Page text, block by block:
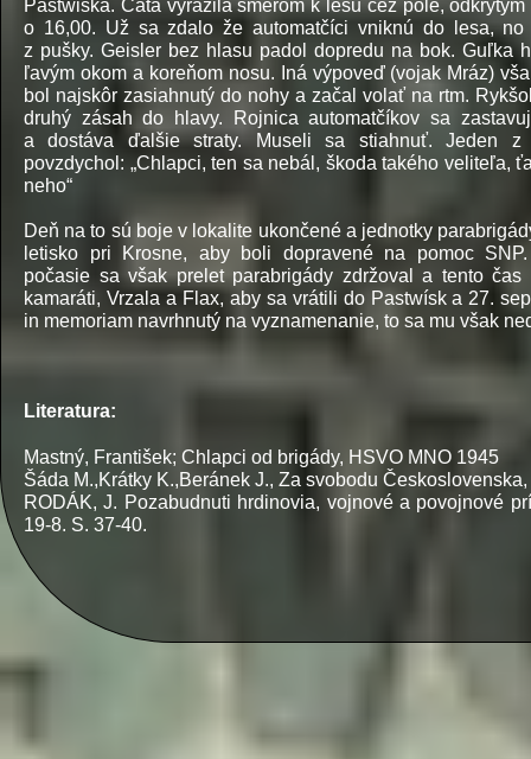
Pastwiska. Čata vyrazila smerom k lesu cez pole,
o 16,00. Už sa zdalo že automatčíci vniknú do lesa, no
z pušky. Geisler bez hlasu padol dopredu na bok. Guľka
ľavým okom a koreňom nosu. Iná výpoveď (vojak Mráz)
bol najskôr zasiahnutý do nohy a začal volať na rtm.
druhý zásah do hlavy. Rojnica automatčíkov sa
a dostáva ďalšie straty. Museli sa stiahnuť. Jeden
povzdychol: „Chlapci, ten sa nebál, škoda takého veliteľa,
neho“
Deň na to sú boje v lokalite ukončené a jednotky
letisko pri Krosne, aby boli dopravené na pomoc
počasie sa však prelet parabrigády zdržoval a tento čas
kamaráti, Vrzala a Flax, aby sa vrátili do Pastwísk a 27.
in memoriam navrhnutý na vyznamenanie, to sa mu však
Literatura:
Mastný, František; Chlapci od brigády, HSVO MNO 1945
Šáda M.,Krátky K.,Beránek J., Za svobodu
RODÁK, J. Pozabudnuti hrdinovia, vojnové a povojnové
19-8. S. 37-40.